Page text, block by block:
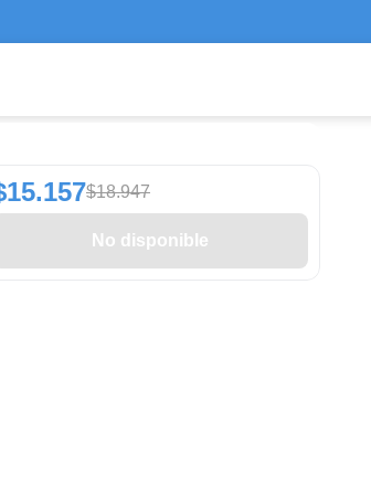
$18.947
No disponible